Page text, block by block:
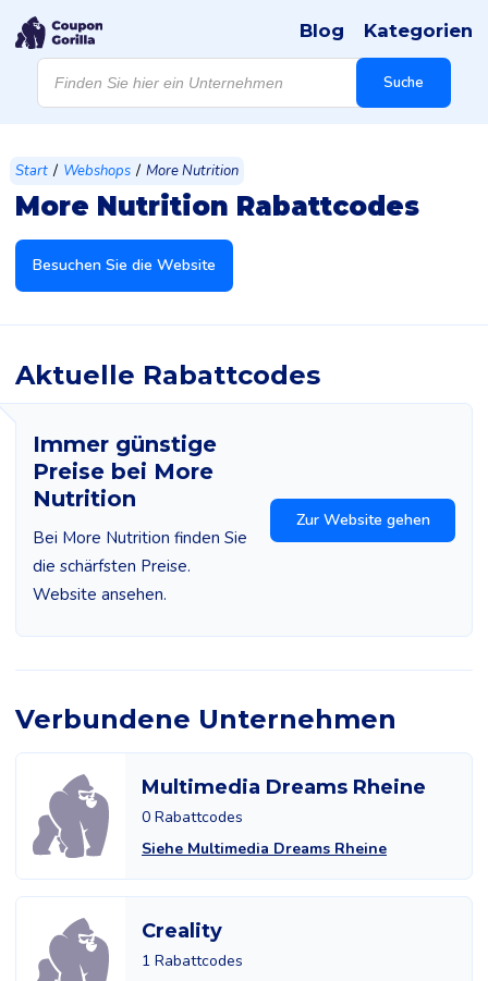
Products
search Suche
Blog Kategorien
Start / Webshops / More Nutrition
More Nutrition Rabattcodes
Besuchen Sie die Website
Aktuelle Rabattcodes
Immer günstige
Preise bei More
Nutrition
Bei More Nutrition finden Sie
die schärfsten Preise.
Website ansehen.
Zur Website gehen
Verbundene Unternehmen
Multimedia Dreams Rheine
0 Rabattcodes
Siehe Multimedia Dreams Rheine
Creality
1 Rabattcodes